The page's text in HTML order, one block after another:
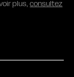
plus,consultez